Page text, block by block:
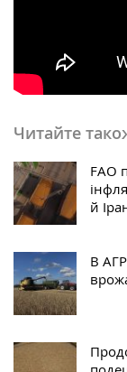
Читайте
FAO
й
В